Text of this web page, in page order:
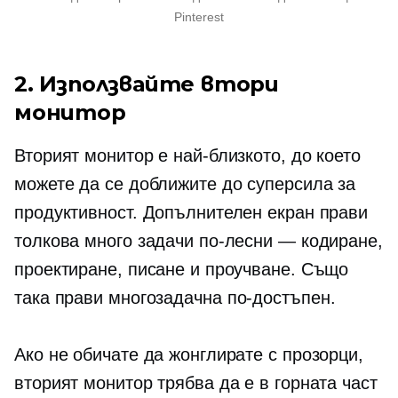
Pinterest
2. Използвайте втори
монитор
Вторият монитор е най-близкото, до което
можете да се доближите до суперсила за
продуктивност. Допълнителен екран прави
толкова много задачи по-лесни — кодиране,
проектиране, писане и проучване. Също
така прави многозадачнапо-достъпен.
Ако не обичате да жонглирате с прозорци,
вторият монитор трябва да е в горната част